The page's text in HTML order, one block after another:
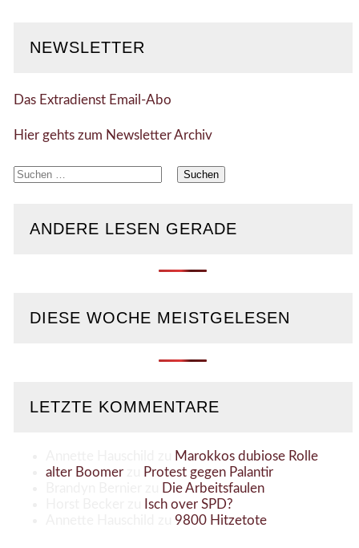
NEWSLETTER
Das Extradienst Email-Abo
Hier gehts zum Newsletter Archiv
Suchen
ANDERE LESEN GERADE
DIESE WOCHE MEISTGELESEN
LETZTE KOMMENTARE
Marokkos dubiose Rolle
alter Boomerzu
Protest gegen Palantir
Die Arbeitsfaulen
Isch over SPD?
9800 Hitzetote